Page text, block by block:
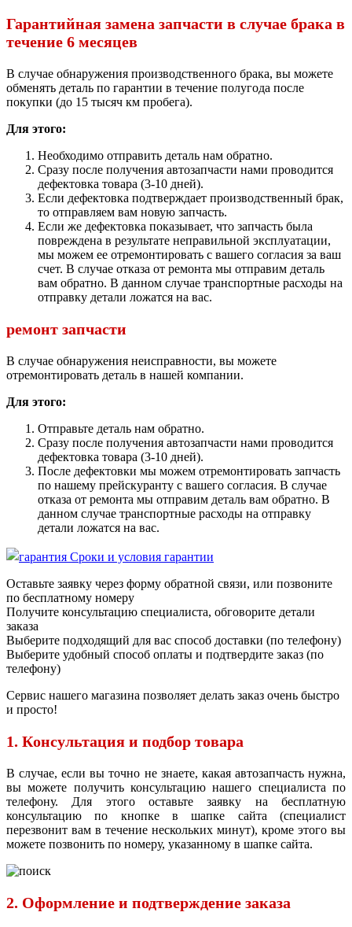
Гарантийная замена запчасти в случае брака в
течение 6 месяцев
В случае обнаружения производственного брака, вы можете
обменять деталь по гарантии в течение полугода после
покупки (до 15 тысяч км пробега).
Для этого:
Необходимо отправить деталь нам обратно.
Сразу после получения автозапчасти нами проводится
дефектовка товара (3-10 дней).
Если дефектовка подтверждает производственный брак,
то отправляем вам новую запчасть.
Если же дефектовка показывает, что запчасть была
повреждена в результате неправильной эксплуатации,
мы можем ее отремонтировать с вашего согласия за ваш
счет. В случае отказа от ремонта мы отправим деталь
вам обратно. В данном случае транспортные расходы на
отправку детали ложатся на вас.
ремонт запчасти
В случае обнаружения неисправности, вы можете
отремонтировать деталь в нашей компании.
Для этого:
Отправьте деталь нам обратно.
Сразу после получения автозапчасти нами проводится
дефектовка товара (3-10 дней).
После дефектовки мы можем отремонтировать запчасть
по нашему прейскуранту с вашего согласия. В случае
отказа от ремонта мы отправим деталь вам обратно. В
данном случае транспортные расходы на отправку
детали ложатся на вас.
Сроки и условия гарантии
Оставьте заявку через форму обратной связи, или позвоните
по бесплатному номеру
Получите консультацию специалиста, обговорите детали
заказа
Выберите подходящий для вас способ доставки (по телефону)
Выберите удобный способ оплаты и подтвердите заказ (по
телефону)
Сервис нашего магазина позволяет делать заказ очень быстро
и просто!
1. Консультация и подбор товара
В случае, если вы точно не знаете, какая автозапчасть нужна,
вы можете получить консультацию нашего специалиста по
телефону. Для этого оставьте заявку на бесплатную
консультацию по кнопке в шапке сайта (специалист
перезвонит вам в течение нескольких минут), кроме этого вы
можете позвонить по номеру, указанному в шапке сайта.
2. Оформление и подтверждение заказа